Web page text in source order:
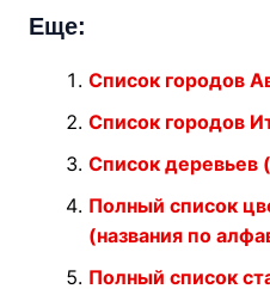
Еще:
Список городов
Список городов
Список деревьев
Полный список
(названия по
Полный список